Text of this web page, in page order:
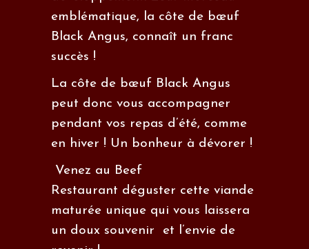
emblématique, la côte de bœuf
Black Angus, connaît un franc
succès !
La côte de bœuf Black Angus
peut donc vous accompagner
pendant vos repas d’été, comme
en hiver ! Un bonheur à dévorer !
Venez au Beef
Restaurant déguster cette viande
maturée unique qui vous laissera
un doux souvenir et l’envie de